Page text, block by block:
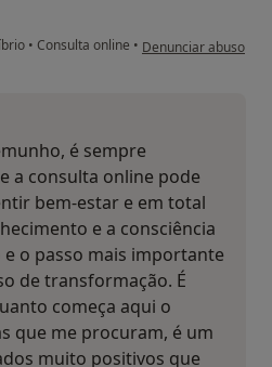
• Consulta online • na opinião do
Denunciar abuso
é sempre
a consulta online pode
bem-estar e em total
e a consciência
o passo mais importante
de transformação. É
começa aqui o
que me procuram, é um
muito positivos que